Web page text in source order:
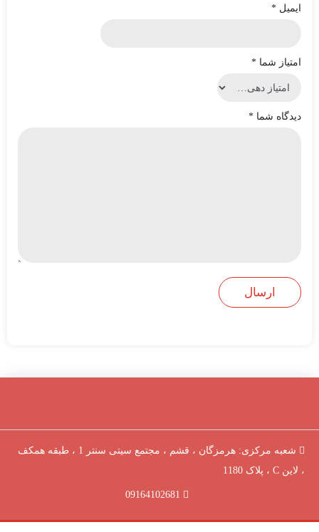
ایمیل *
امتیاز شما *
دیدگاه شما *
شعبه مرکزی: هرمزگان ، قشم ، مجتمع سیتی سنتر 1 ، طبقه همکف
، لاین C ، پلاک 1180
09164102681